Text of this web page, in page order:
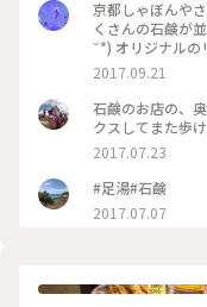
京都しゃぼんや
くさんの石鹸が
˘*) オリジナルの
面白い商品があ
です☆ 私は抹茶
いろも抹茶色で
ムです(❁ᴗ͈ˬᴗ͈) #
2017.09.21
石鹸のお店の、
クスしてまた歩け
2017.07.23
#足湯#石鹸
2017.07.07